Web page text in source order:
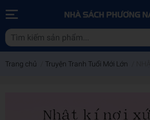
Trang chủ Truyện Tranh Tuổi Mới Lớn